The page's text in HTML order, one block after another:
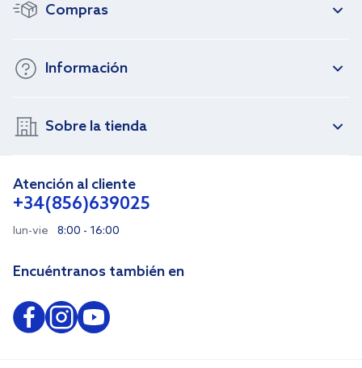
Compras
Información
Sobre la tienda
Atención al cliente
+34(856)639025
lun-vie 8:00 - 16:00
Encuéntranos también en